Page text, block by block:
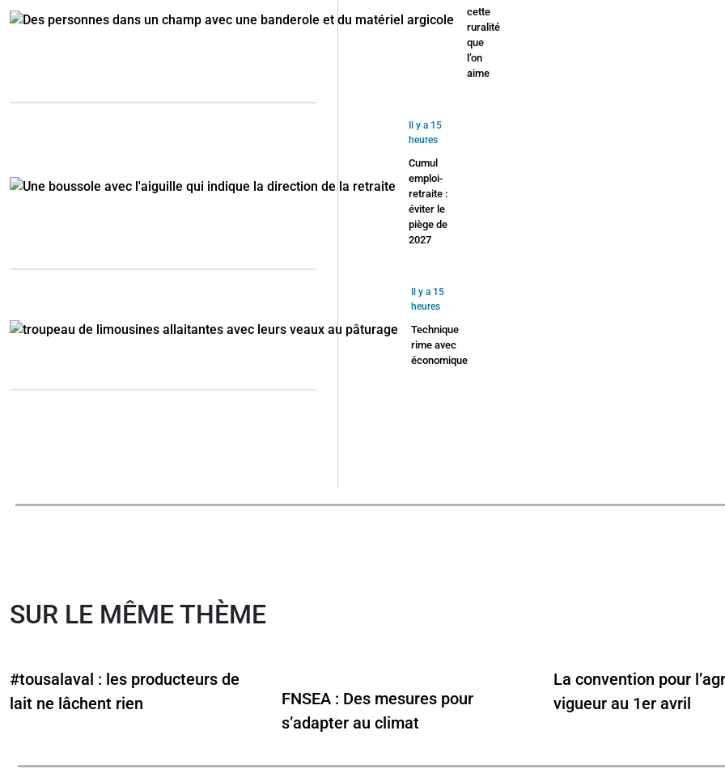
cette
ruralité
que
l’on
aime
Il y a 15
heures
Cumul
emploi-
retraite :
éviter le
piège de
2027
Il y a 15
heures
Technique
rime avec
économique
SUR LE MÊME THÈME
#tousalaval : les producteurs de
lait ne lâchent rien
FNSEA : Des mesures pour
s’adapter au climat
La convention pour
vigueur au 1er avril